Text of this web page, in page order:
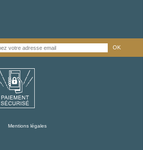
OK
Mentions légales